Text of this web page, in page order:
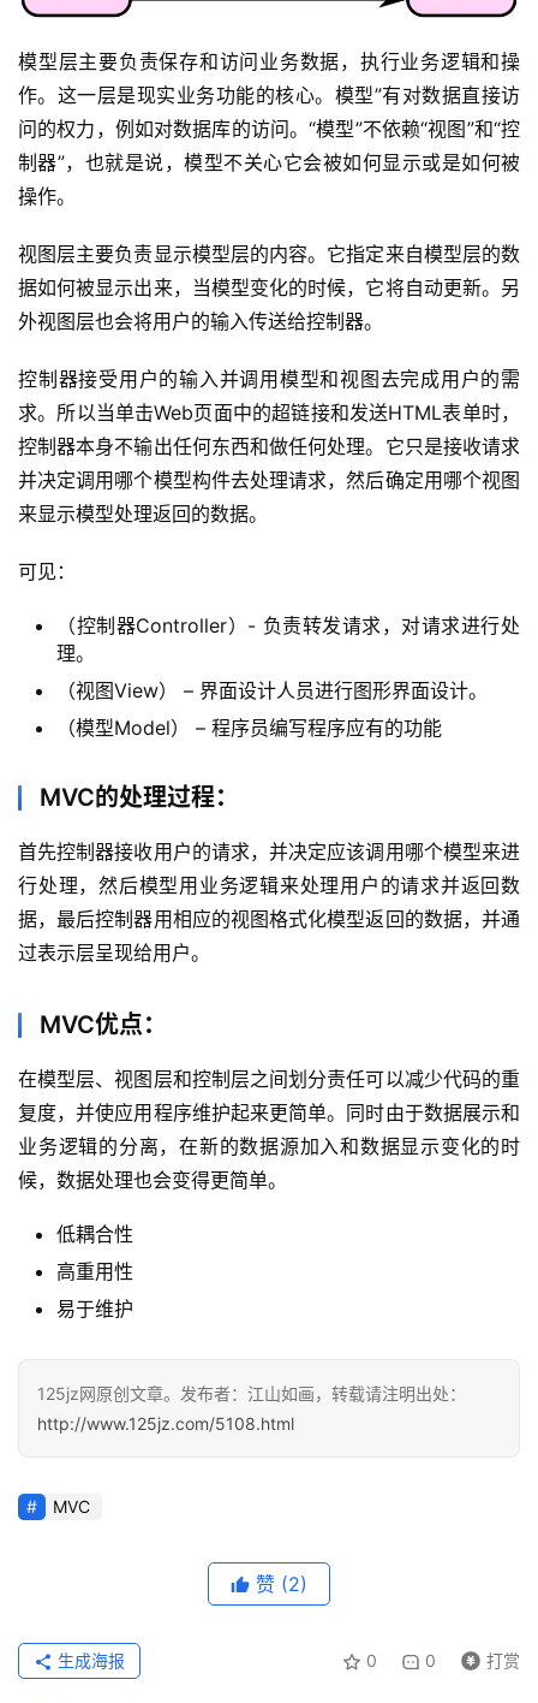
首
页
咨
教
程
专
资
问
登录
模型层主要负责保存和访问业务数据，执行业务逻辑和操
作。这一层是现实业务功能的核心。模型”有对数据直接访
问的权力，例如对数据库的访问。“模型”不依赖“视图”和“控
制器”，也就是说，模型不关心它会被如何显示或是如何被
操作。
视图层主要负责显示模型层的内容。它指定来自模型层的数
据如何被显示出来，当模型变化的时候，它将自动更新。另
外视图层也会将用户的输入传送给控制器。
控制器接受用户的输入并调用模型和视图去完成用户的需
求。所以当单击Web页面中的超链接和发送HTML表单时，
控制器本身不输出任何东西和做任何处理。它只是接收请求
并决定调用哪个模型构件去处理请求，然后确定用哪个视图
来显示模型处理返回的数据。
可见：
（控制器Controller）- 负责转发请求，对请求进行处
理。
（视图View） – 界面设计人员进行图形界面设计。
（模型Model） – 程序员编写程序应有的功能
MVC的处理过程：
首先控制器接收用户的请求，并决定应该调用哪个模型来进
行处理，然后模型用业务逻辑来处理用户的请求并返回数
据，最后控制器用相应的视图格式化模型返回的数据，并通
过表示层呈现给用户。
MVC优点：
在模型层、视图层和控制层之间划分责任可以减少代码的重
复度，并使应用程序维护起来更简单。同时由于数据展示和
业务逻辑的分离，在新的数据源加入和数据显示变化的时
候，数据处理也会变得更简单。
低耦合性
高重用性
易于维护
125jz网原创文章。发布者：江山如画，转载请注明出处：
http://www.125jz.com/5108.html
MVC
赞 (2)
0 0 打赏
生成海报